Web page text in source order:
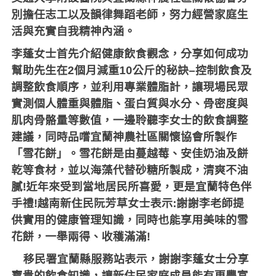
別擔任志工以及韻律舞蹈老師，努力經營家庭生
活與充實自我精神內涵。
李蓬女士首先介紹健康飲食觀念，分享如何成功
幫助先生在2個月減重10公斤的秘訣–控制飲食及
調整飲食順序，並利用專業體脂計，讓現場民眾
實測個人體重與體脂、蛋白質與水分、骨密度與
肌肉骨骼量等數值，一邊聆聽李女士的飲食調整
建議，同時品嚐宜蘭神農社區關懷協會所製作
「雪花餅」。雪花餅是由蔓越莓、安佳奶油及餅
乾等食材，並以海藻代替砂糖所製成，清爽不油
膩!近年來受到當地居民所喜愛，更是宜蘭特色伴
手禮!越南新住民阮芳草女士表示:謝謝李老師提
供實用的健康管理知識，同時也能享用美味的雪
花餅，一舉兩得、收穫滿滿!
移民署宜蘭縣服務站表示，謝謝李蓬女士分享